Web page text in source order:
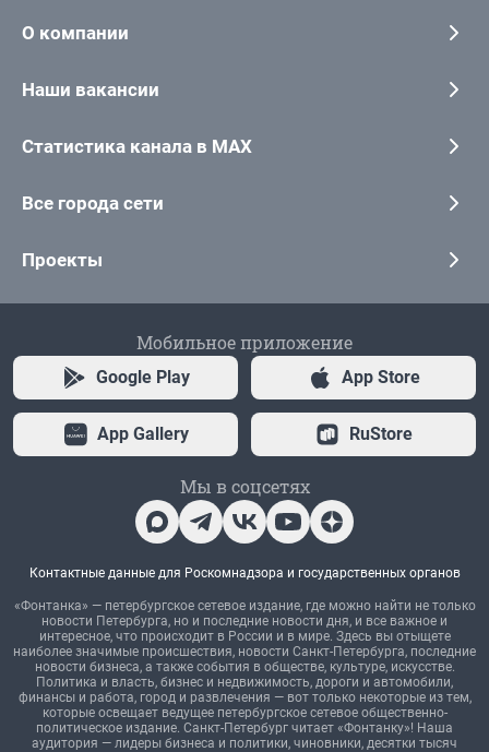
О компании
Наши вакансии
Статистика канала в MAX
Все города сети
Проекты
Мобильное приложение
Google Play App Store
App Gallery RuStore
Мы в соцсетях
Контактные данные для Роскомнадзора и государственных органов
«Фонтанка» — петербургское сетевое издание, где можно найти не только
новости Петербурга, но и последние новости дня, и все важное и
интересное, что происходит в России и в мире. Здесь вы отыщете
наиболее значимые происшествия, новости Санкт-Петербурга, последние
новости бизнеса, а также события в обществе, культуре, искусстве.
Политика и власть, бизнес и недвижимость, дороги и автомобили,
финансы и работа, город и развлечения — вот только некоторые из тем,
которые освещает ведущее петербургское сетевое общественно-
политическое издание. Санкт-Петербург читает «Фонтанку»! Наша
аудитория — лидеры бизнеса и политики, чиновники, десятки тысяч